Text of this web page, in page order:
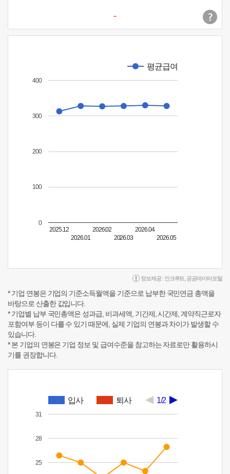
-
평균급여
2025.12
2026.01
2026.02
2026.03
2026.04
2026.05
0
100
200
300
400
정보제공 : 인크루트 공공데이터포털
* 기업 연봉은 기업의 기준소득월액을 기준으로 납부한 국민연금 총액을
바탕으로 산출한 값입니다.
* 기업별 납부 국민총액은 성과급, 비과세액, 기간제, 시간제, 계약직근로자
포함여부 등이 다를 수 있기 때문에, 실제 기업의 연봉과 차이가 발생할 수
있습니다.
* 본 기업의 연봉은 기업 정보 및 급여수준을 참고하는 자료로만 활용하시
기를 권장합니다.
입사 퇴사 1/2
25
28
31